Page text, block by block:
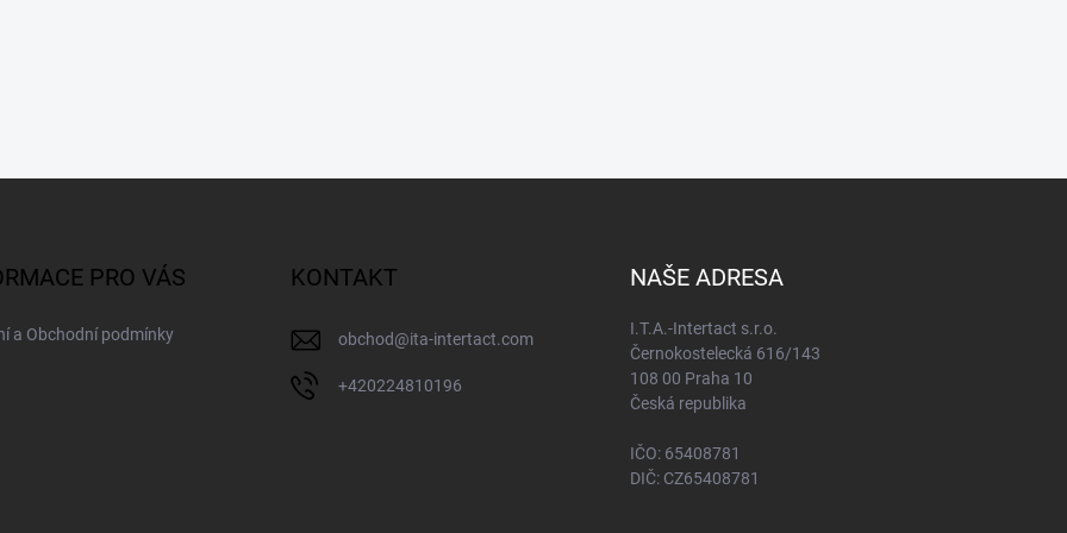
PRO VÁS
a Obchodní podmínky
KONTAKT
obchod@ita-intertact.com
+420224810196
NAŠE ADRESA
I.T.A.-Intertact s.r.o.
Černokostelecká 616/143
108 00 Praha 10
Česká republika
IČO: 65408781
DIČ: CZ65408781